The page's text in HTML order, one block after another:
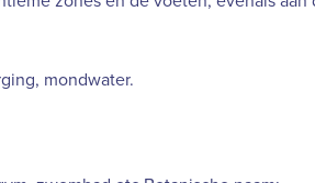
mondwater.